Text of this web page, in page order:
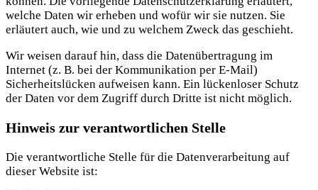
welche Daten wir erheben und wofür wir sie nutzen. Sie
erläutert auch, wie und zu welchem Zweck das geschieht.
Wir weisen darauf hin, dass die Datenübertragung im
Internet (z. B. bei der Kommunikation per E-Mail)
Sicherheitslücken aufweisen kann. Ein lückenloser Schutz
der Daten vor dem Zugriff durch Dritte ist nicht möglich.
Hinweis zur verantwortlichen Stelle
Die verantwortliche Stelle für die Datenverarbeitung auf
dieser Website ist: